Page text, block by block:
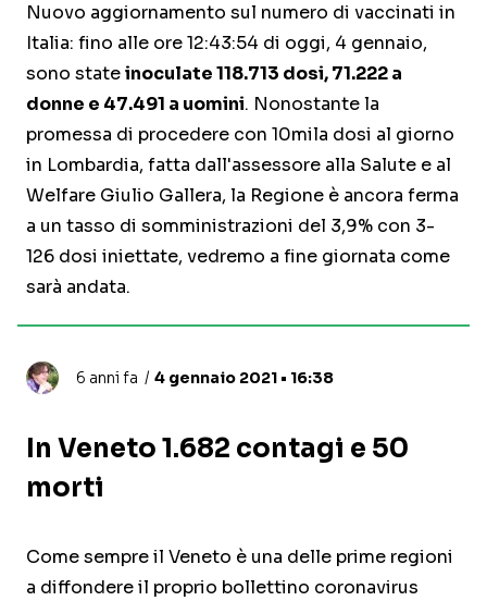
Nuovo aggiornamento sul numero di vaccinati in
Italia: fino alle ore 12:43:54 di oggi, 4 gennaio,
sono stateinoculate 118.713 dosi, 71.222 a
donne e 47.491 a uomini. Nonostante la
promessa di procedere con 10mila dosi al giorno
in Lombardia, fatta dall'assessore alla Salute e al
Welfare Giulio Gallera, la Regione è ancora ferma
a un tasso di somministrazioni del 3,9% con 3-
126 dosi iniettate, vedremo a fine giornata come
sarà andata.
6 anni fa 4 gennaio 2021 • 16:38
In Veneto 1.682 contagi e 50
morti
Come sempre il Veneto è una delle prime regioni
a diffondere il proprio bollettino coronavirus